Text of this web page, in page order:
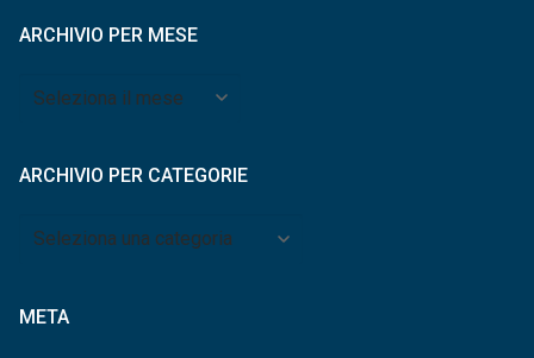
ARCHIVIO PER MESE
Archivio
ARCHIVIO PER CATEGORIE
Archivio
META